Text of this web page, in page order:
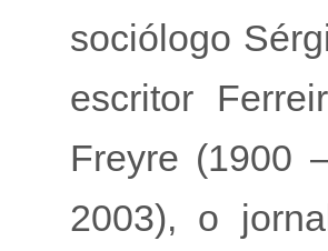
sociólogo
escritor
Freyre (1900
2003), o